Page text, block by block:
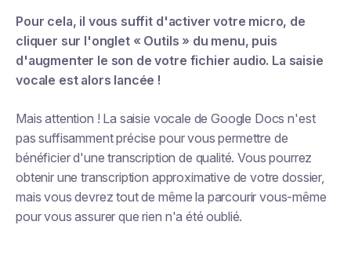
Pour cela, il vous suffit d'activer votre micro, de
cliquer sur l'onglet « Outils » du menu, puis
d'augmenter le son de votre fichier audio. La saisie
vocale est alors lancée !
Mais attention ! La saisie vocale de Google Docs n'est
pas suffisamment précise pour vous permettre de
bénéficier d'une transcription de qualité. Vous pourrez
obtenir une transcription approximative de votre dossier,
mais vous devrez tout de même la parcourir vous-même
pour vous assurer que rien n'a été oublié.